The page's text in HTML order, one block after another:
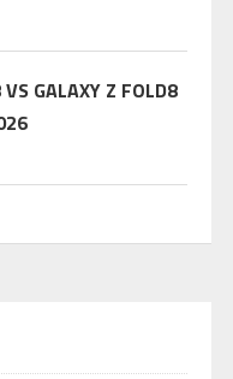
GALAXY Z FOLD8